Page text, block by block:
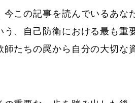
今この記事を読んでいるあ
う、自己防衛における最も重
師たちの罠から自分の大切な